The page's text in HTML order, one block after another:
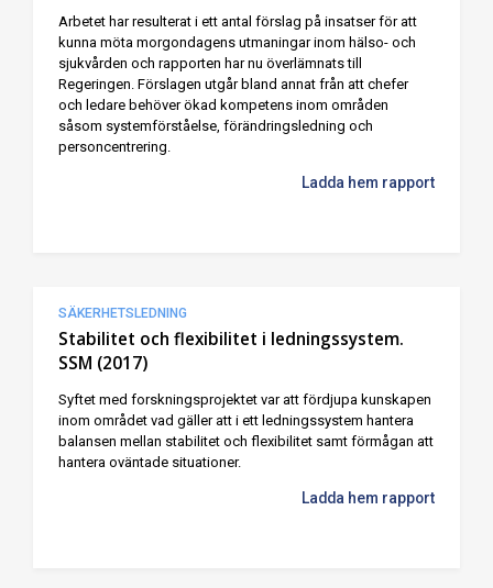
Arbetet har resulterat i ett antal förslag på insatser för att
kunna möta morgondagens utmaningar inom hälso- och
sjukvården och rapporten har nu överlämnats till
Regeringen. Förslagen utgår bland annat från att chefer
och ledare behöver ökad kompetens inom områden
såsom systemförståelse, förändringsledning och
personcentrering.
Ladda hem rapport
SÄKERHETSLEDNING
Stabilitet och flexibilitet i ledningssystem.
SSM (2017)
Syftet med forskningsprojektet var att fördjupa kunskapen
inom området vad gäller att i ett ledningssystem hantera
balansen mellan stabilitet och flexibilitet samt förmågan att
hantera oväntade situationer.
Ladda hem rapport